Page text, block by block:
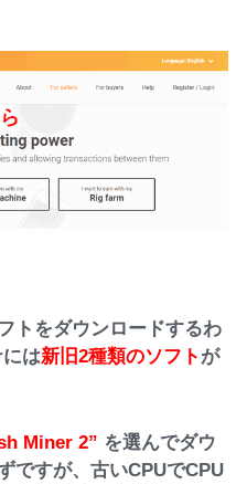
トをダウンロードするわ
は新旧2種類のソフトが
Miner 2” を選んでダウ
ですが、古いCPUでCPU